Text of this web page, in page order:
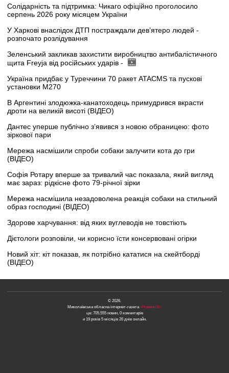
Солідарність та підтримка: Чикаго офіційно проголосило
серпень 2026 року місяцем України
У Харкові внаслідок ДТП постраждали дев’ятеро людей -
розпочато розлідування
Зеленський закликав захистити виробництво антибалістичного
щита Freyja від російських ударів -
Україна придбає у Туреччини 70 ракет ATACMS та пускові
установки M270
В Аргентині злодюжка-канатоходець примудрився вкрасти
дроти на великій висоті (ВІДЕО)
Дантес уперше публічно з’явився з новою обраницею: фото
зіркової пари
Мережа насмішили спроби собаки залучити кота до гри
(ВІДЕО)
Софія Ротару вперше за тривалий час показала, який вигляд
має зараз: рідкісне фото 79-річної зірки
Мережа насмішила незадоволена реакція собаки на стильний
образ господині (ВІДЕО)
Здорове харчування: від яких вуглеводів не товстіють
Дієтологи розповіли, чи корисно їсти консервовані огірки
Новий хіт: кіт показав, як потрібно кататися на скейтборді
(ВІДЕО)
© 2026.
Миколаївська обласна інтернет-газета «Новини N»
це: 705,555 новин, 0 коментарів
и 19 років 5 місяців 26 днів онлайн.